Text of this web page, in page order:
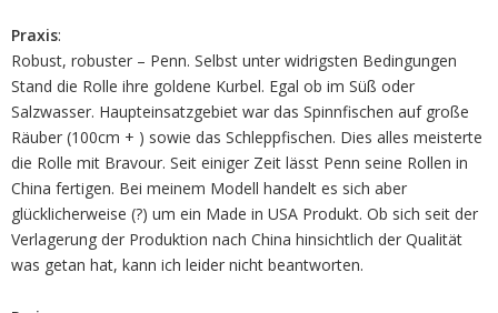
Praxis:
Robust, robuster – Penn. Selbst unter widrigsten Bedingungen
Stand die Rolle ihre goldene Kurbel. Egal ob im Süß oder
Salzwasser. Haupteinsatzgebiet war das Spinnfischen auf große
Räuber (100cm + ) sowie das Schleppfischen. Dies alles meisterte
die Rolle mit Bravour. Seit einiger Zeit lässt Penn seine Rollen in
China fertigen. Bei meinem Modell handelt es sich aber
glücklicherweise (?) um ein Made in USA Produkt. Ob sich seit der
Verlagerung der Produktion nach China hinsichtlich der Qualität
was getan hat, kann ich leider nicht beantworten.